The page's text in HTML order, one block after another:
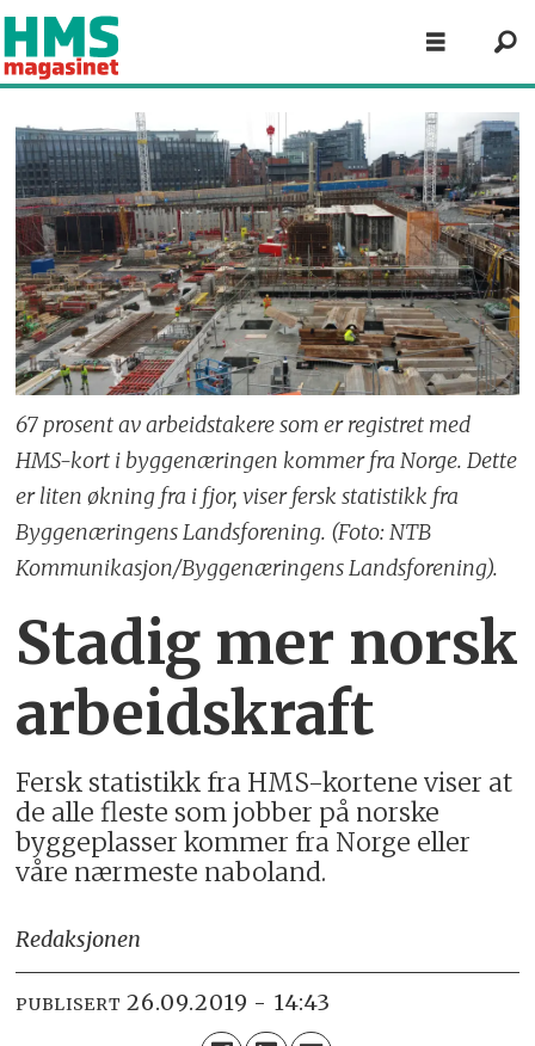
67 prosent av arbeidstakere som er registret med
HMS-kort i byggenæringen kommer fra Norge. Dette
er liten økning fra i fjor, viser fersk statistikk fra
Byggenæringens Landsforening. (Foto: NTB
Kommunikasjon/Byggenæringens Landsforening).
Stadig mer norsk
arbeidskraft
Fersk statistikk fra HMS-kortene viser at
de alle fleste som jobber på norske
byggeplasser kommer fra Norge eller
våre nærmeste naboland.
Redaksjonen
PUBLISERT 26.09.2019 - 14:43